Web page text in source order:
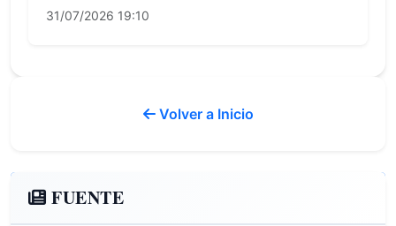
31/07/2026 19:10
Volver a Inicio
FUENTE